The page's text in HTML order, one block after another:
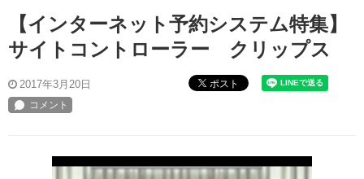
【インターネット予約システム特集】
サイトコントローラー クリップス
2017年3月20日 ポスト